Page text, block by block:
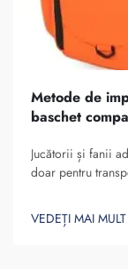
Metode de
baschet
Jucătorii și fanii
doar pentru
Saipulang Trading
atrăgător din
VEDEȚI MAI MULT